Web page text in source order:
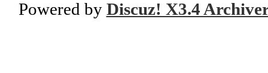
Powered by Discuz! X3.4